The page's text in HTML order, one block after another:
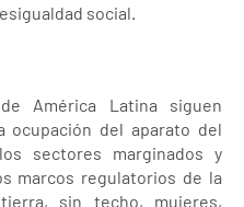
social.
América Latina siguen
ocupación del aparato del
sectores marginados y
marcos regulatorios de la
sin techo, mujeres,